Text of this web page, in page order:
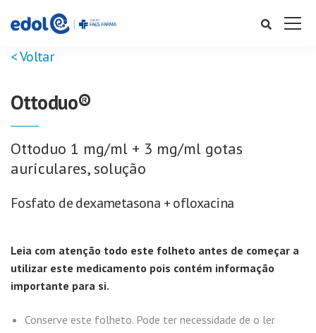
< Voltar
Ottoduo®
Ottoduo 1 mg/ml + 3 mg/ml gotas
auriculares, solução
Fosfato de dexametasona + ofloxacina
Leia com atenção todo este folheto antes de começar a
utilizar este medicamento pois contém informação
importante para si.
Conserve este folheto. Pode ter necessidade de o ler